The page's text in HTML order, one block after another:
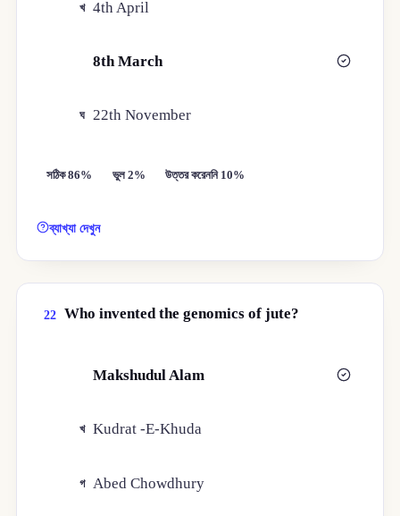
খ 4th April
8th March
ঘ 22th November
সঠিক 86% ভুল 2% উত্তর করেননি 10%
ব্যাখ্যা দেখুন
22 Who invented the genomics of jute?
Makshudul Alam
খ Kudrat -E-Khuda
গ Abed Chowdhury